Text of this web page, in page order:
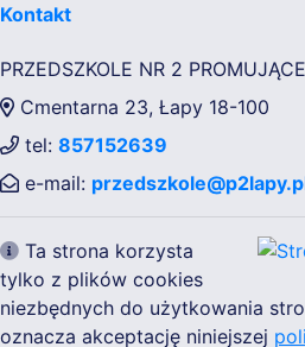
Kontakt
PRZEDSZKOLE NR 2
Cmentarna 23, Łapy 18-100
tel: 857152639
e-mail:
Ta strona korzysta
tylko z plików cookies
niezbędnych do użytkowania
oznacza akceptację niniejszej